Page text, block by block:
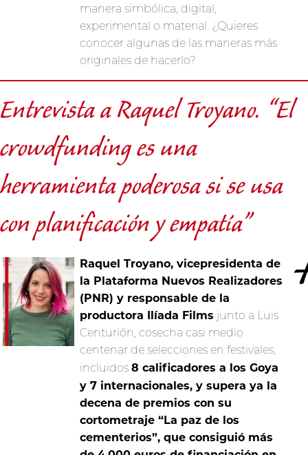
manera simbólica, digital,
experimental o material. ¿Quieres
conocer algunas de las maneras más
originales de hacerlo?
Entrevista a Raquel Troyano. “El
crowdfunding es una
herramienta poderosa si se usa
con planificación y empatía”
Raquel Troyano, vicepresidenta de
la Plataforma Nuevos Realizadores
(PNR) y responsable de la
productora Ilíada Films junto a Luis
Centurión, cosecha casi medio
centenar de selecciones en festivales,
incluidos8 calificadores a los Goya
y 7 internacionales, y supera ya la
decena de premios con su
cortometraje “La paz de los
cementerios”, que consiguió más